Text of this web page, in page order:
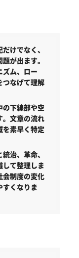
けでなく、
が出ます。
ズム、ロー
つなげて理解
の下線部や空
。文章の流れ
を素早く特定
治、革命、
て整理しま
会制度の変化
すくなりま